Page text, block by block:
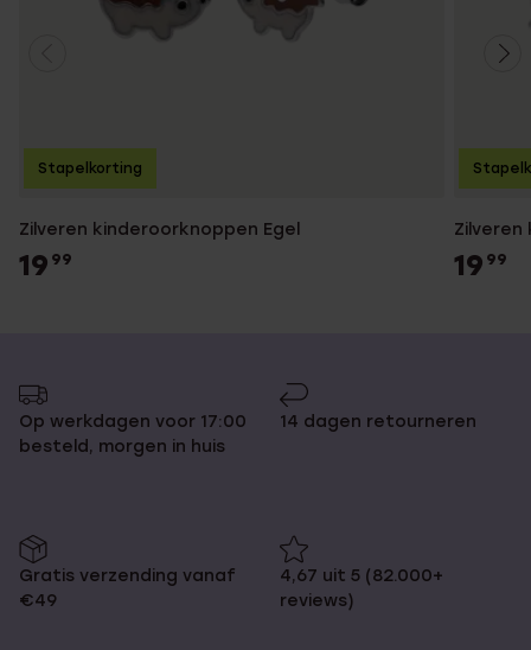
Zilveren kinderoorknoppen Egel
19 99
Stapelkorting
19 99
Op werkdagen voor 17:00
besteld, morgen in huis
14 dagen retourneren
Gratis verzending vanaf
€49
4,67 uit 5 (82.000+
reviews)